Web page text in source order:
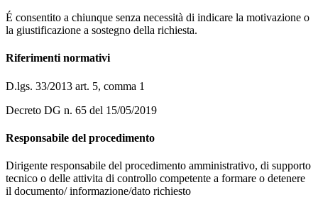
É consentito a chiunque senza necessità di indicare la motivazione o
la giustificazione a sostegno della richiesta.
Riferimenti normativi
D.lgs. 33/2013 art. 5, comma 1
Decreto DG n. 65 del 15/05/2019
Responsabile del procedimento
Dirigente responsabile del procedimento amministrativo, di supporto
tecnico o delle attivita di controllo competente a formare o detenere
il documento/ informazione/dato richiesto